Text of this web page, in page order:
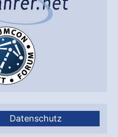
Datenschutz